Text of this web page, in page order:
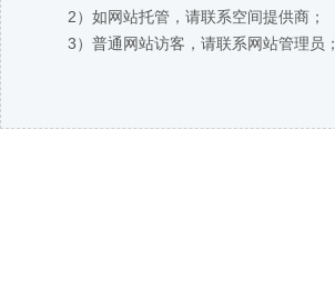
2）如网站托管，请联系空间提供商；
3）普通网站访客，请联系网站管理员；